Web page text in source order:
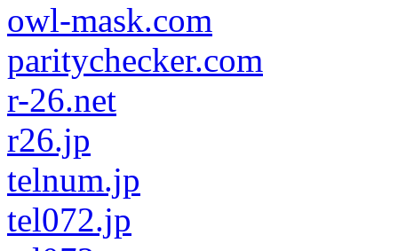
owl-mask.com
paritychecker.com
r-26.net
r26.jp
telnum.jp
tel072.jp